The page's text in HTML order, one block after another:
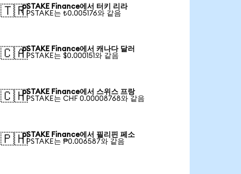
🇹🇷pSTAKE Finance에서 터키 리라
1 PSTAKE는 ₺0.005176와 같음
🇨🇦pSTAKE Finance에서 캐나다 달러
1 PSTAKE는 $0.000151와 같음
🇨🇭pSTAKE Finance에서 스위스 프랑
1 PSTAKE는 CHF 0.00008768와 같음
🇵🇭pSTAKE Finance에서 필리핀 페소
1 PSTAKE는 ₱0.006587와 같음